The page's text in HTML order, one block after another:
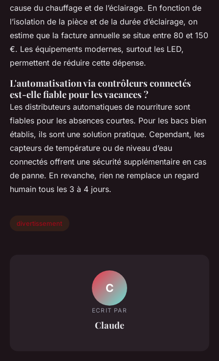
cause du chauffage et de l’éclairage. En fonction de
l’isolation de la pièce et de la durée d’éclairage, on
estime que la facture annuelle se situe entre 80 et 150
€. Les équipements modernes, surtout les LED,
permettent de réduire cette dépense.
L'automatisation via contrôleurs connectés
est-elle fiable pour les vacances ?
Les distributeurs automatiques de nourriture sont
fiables pour les absences courtes. Pour les bacs bien
établis, ils sont une solution pratique. Cependant, les
capteurs de température ou de niveau d’eau
connectés offrent une sécurité supplémentaire en cas
de panne. En revanche, rien ne remplace un regard
humain tous les 3 à 4 jours.
divertissement
C
ECRIT PAR
Claude